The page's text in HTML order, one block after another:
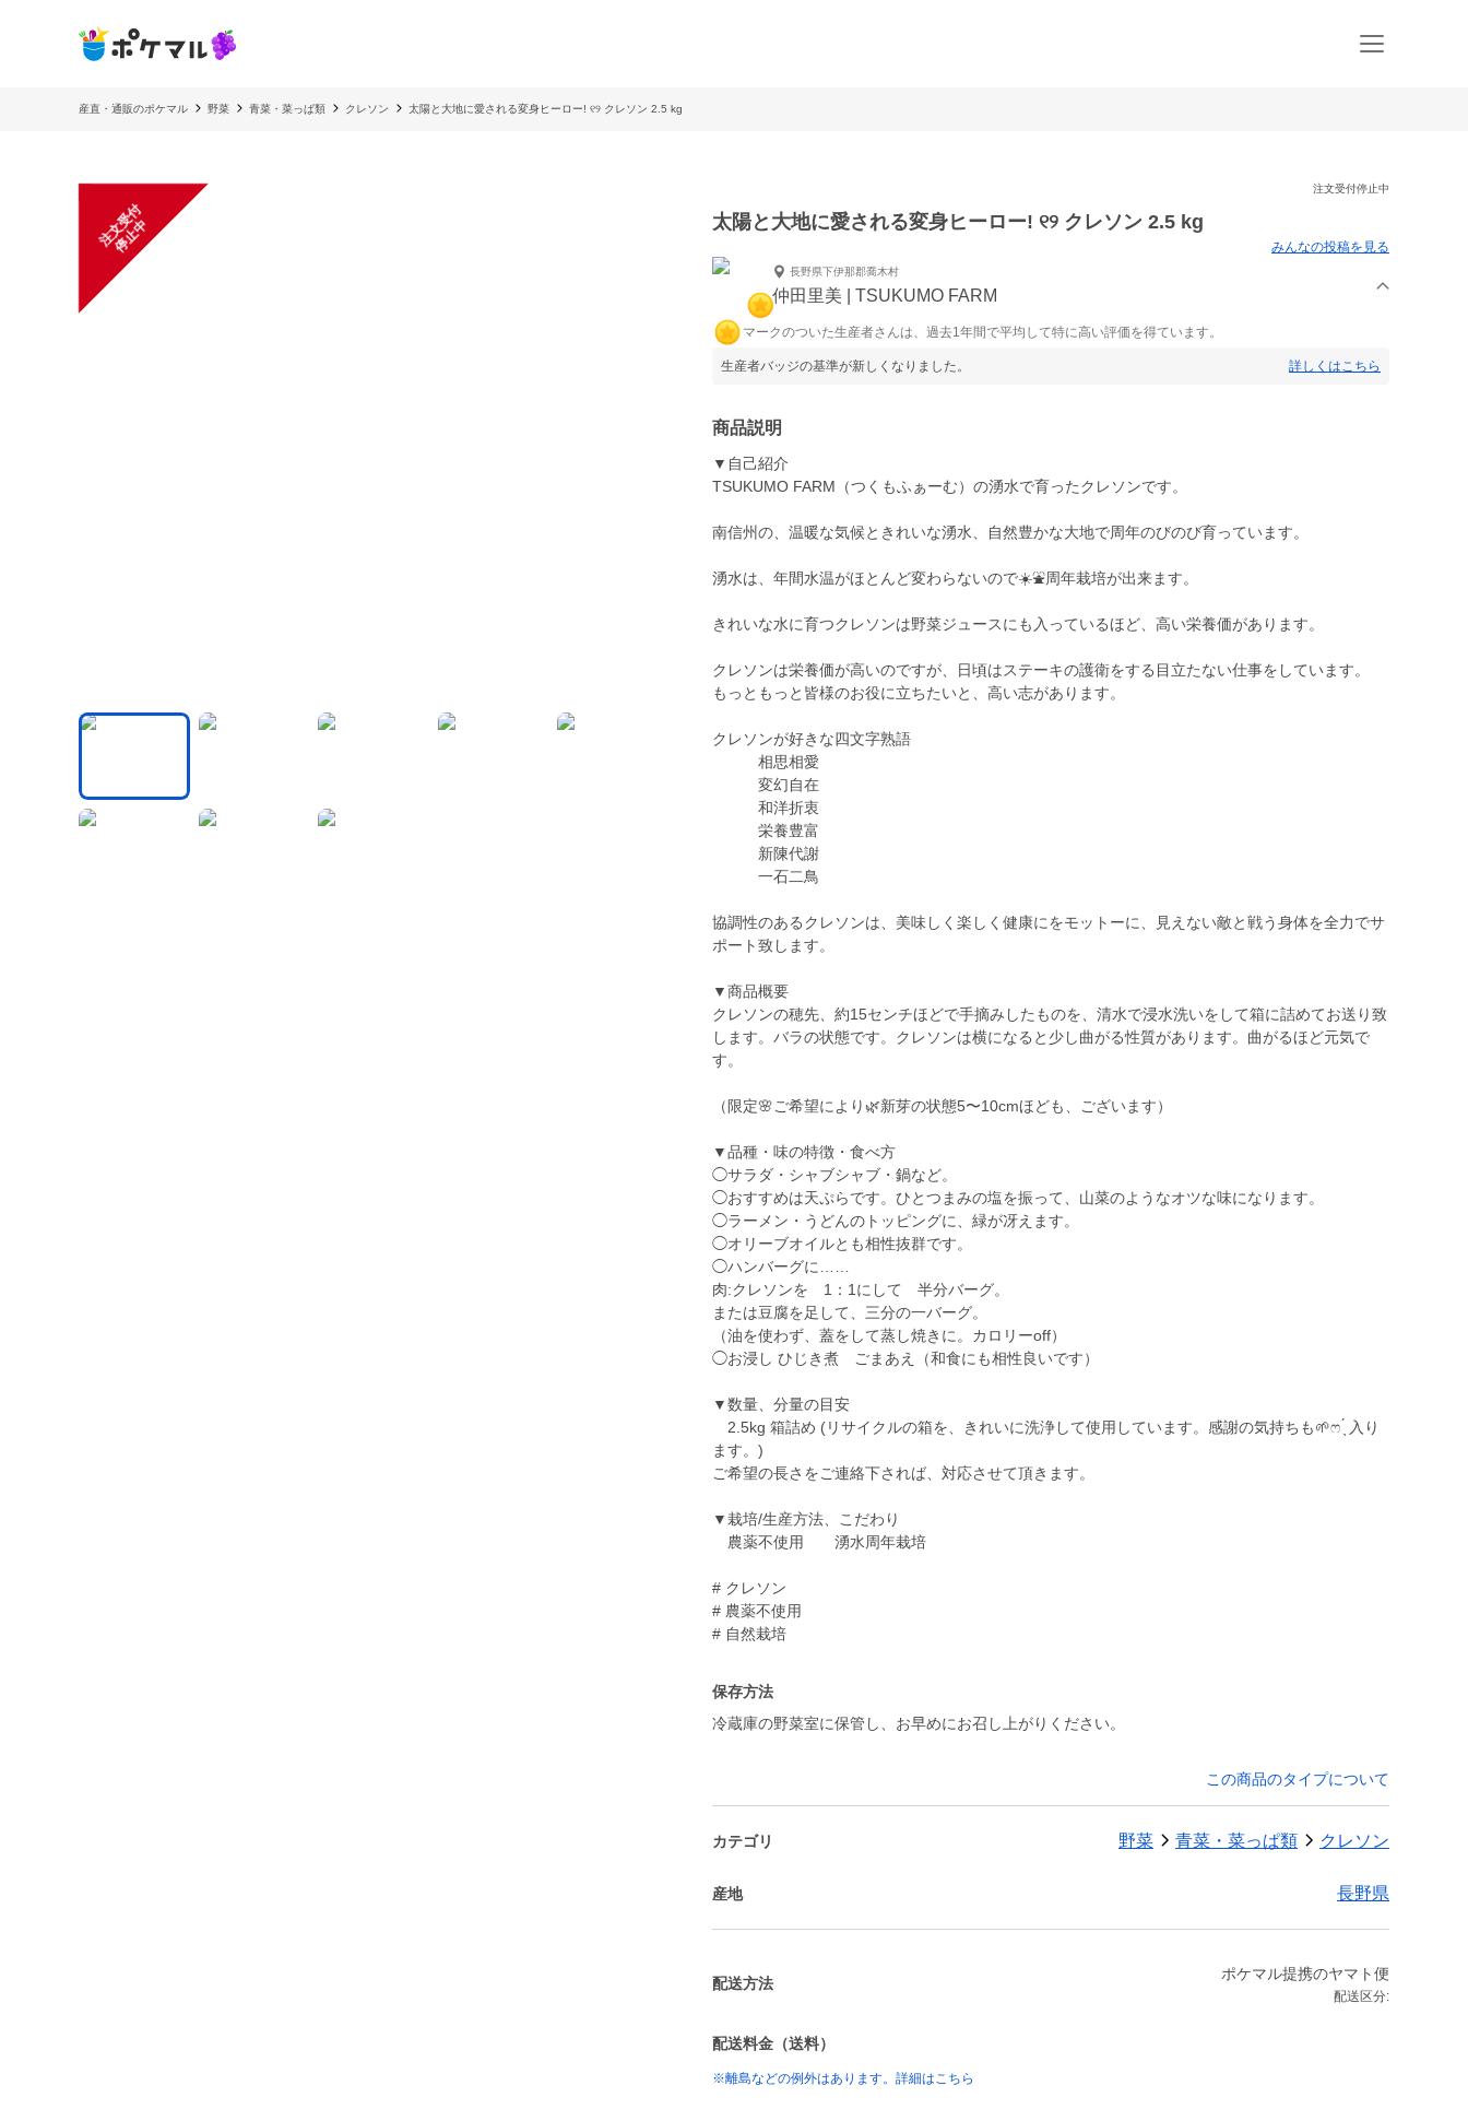
産直・通販のポケマル 野菜 青菜・菜っぱ類 クレソン 太陽と大地に愛される変身ヒーロー! ୧୨ クレソン 2.5 kg
注
文
受
付
停
止
中
注文受付停止中
太陽と大地に愛される変身ヒーロー! ୧୨ クレソン 2.5 kg
みんなの投稿を見る
長野県下伊那郡喬木村
仲田里美 | TSUKUMO FARM
マークのついた生産者さんは、過去1年間で平均して特に高い評価を得ています。
生産者バッジの基準が新しくなりました。 詳しくはこちら
商品説明
▼自己紹介
TSUKUMO FARM（つくもふぁーむ）の湧水で育ったクレソンです。
南信州の、温暖な気候ときれいな湧水、自然豊かな大地で周年のびのび育っています。
湧水は、年間水温がほとんど変わらないので☀️⛲️周年栽培が出来ます。
きれいな水に育つクレソンは野菜ジュースにも入っているほど、高い栄養価があります。
クレソンは栄養価が高いのですが、日頃はステーキの護衛をする目立たない仕事をしています。
もっともっと皆様のお役に立ちたいと、高い志があります。
クレソンが好きな四文字熟語
相思相愛
変幻自在
和洋折衷
栄養豊富
新陳代謝
一石二鳥
協調性のあるクレソンは、美味しく楽しく健康にをモットーに、見えない敵と戦う身体を全力でサ
ポート致します。
▼商品概要
クレソンの穂先、約15センチほどで手摘みしたものを、清水で浸水洗いをして箱に詰めてお送り致
します。バラの状態です。クレソンは横になると少し曲がる性質があります。曲がるほど元気で
す。
（限定🌸ご希望により🌿新芽の状態5〜10cmほども、ございます）
▼品種・味の特徴・食べ方
◯サラダ・シャブシャブ・鍋など。
◯おすすめは天ぷらです。ひとつまみの塩を振って、山菜のようなオツな味になります。
◯ラーメン・うどんのトッピングに、緑が冴えます。
◯オリーブオイルとも相性抜群です。
◯ハンバーグに……
肉:クレソンを 1：1にして 半分バーグ。
または豆腐を足して、三分の一バーグ。
（油を使わず、蓋をして蒸し焼きに。カロリーoff）
◯お浸し ひじき煮 ごまあえ（和食にも相性良いです）
▼数量、分量の目安
2.5kg 箱詰め (リサイクルの箱を、きれいに洗浄して使用しています。感謝の気持ちも🌱ෆ‪ ̖́ 入り
ます。)
ご希望の長さをご連絡下されば、対応させて頂きます。
▼栽培/生産方法、こだわり
農薬不使用 湧水周年栽培
# クレソン
# 農薬不使用
# 自然栽培
保存方法
冷蔵庫の野菜室に保管し、お早めにお召し上がりください。
この商品のタイプについて
カテゴリ 野菜 青菜・菜っぱ類 クレソン
産地 長野県
配送方法
ポケマル提携のヤマト便
配送区分:
配送料金（送料）
※離島などの例外はあります。詳細はこちら